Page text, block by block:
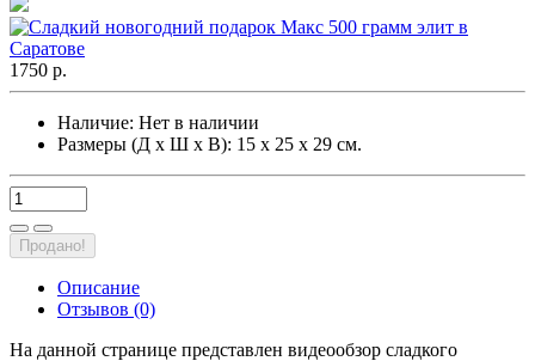
1750 р.
Наличие: Нет в наличии
Размеры (Д х Ш х В): 15 х 25 х 29 см.
Продано!
Описание
Отзывов (0)
На данной странице представлен видеообзор сладкого